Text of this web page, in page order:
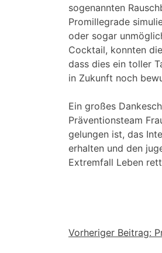
sogenannten
Promillegrade
oder sogar
Cocktail, konnten
dass dies ein toller
in Zukunft noch
Ein großes
Präventionsteam
gelungen ist, das
erhalten und den
Extremfall Leben
Vorheriger Beitrag: